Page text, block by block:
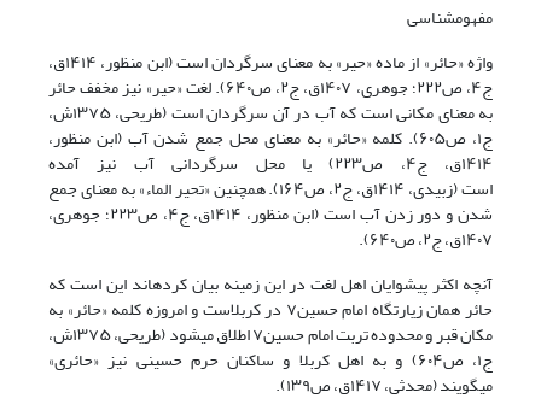
مفهومشناسی
واژه «حائر» از ماده «حیر» به معنای سرگردان است(ابن منظور ، ۱۴۱۴ق،
ج۴، ص۲۲۲؛ جوهری، ۱۴۰۷ق، ج۲، ص۶۴۰) . لغت «حیر» نیز مخفف حائر
به معنای مکانی است که آب در آن سرگردان است (طریحی، ۱۳۷۵ش،
ج۱، ص۶۰۵) . کلمه «حائر» به معنای محل جمع شدن آب(ابن منظور،
۱۴۱۴ق، ج۴، ص۲۲۳) یا محل سرگردانی آب نیز آمده
است(زبیدی،۱۴۱۴ق، ج۲، ص۱۶۴) . همچنین «تحیر الماء» به معنای جمع
شدن و دور زدن آب است(ابن منظور، ۱۴۱۴ق، ج۴، ص۲۲۳؛ جوهری،
۱۴۰۷ق، ج۲، ص۶۴۰)
.
آنچه اکثر پیشوایان اهل لغت در این زمینه بیان کردهاند این است که
حائر همان زیارتگاه امام حسین۷ در کربلاست و امروزه کلمه «حائر» به
مکان قبر و محدوده تربت امام حسین۷اطلاق میشود (طریحی، ۱۳۷۵ش،
ج۱، ص۶۰۴) و به اهل کربلا و ساکنان حرم حسینى نیز «حائرى»
میگویند(محدثی، ۱۴۱۷ق ، ص۱۳۹)
.